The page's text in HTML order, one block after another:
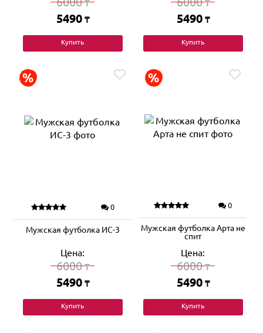
₸
5490 ₸
Купить
₸
5490 ₸
Купить
0
Мужская футболка ИС-3
Цена:
6000₸
5490 ₸
Купить
0
Мужская футболка Арта не
спит
Цена:
6000₸
5490 ₸
Купить